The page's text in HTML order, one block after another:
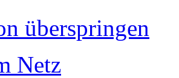
überspringen
Netz